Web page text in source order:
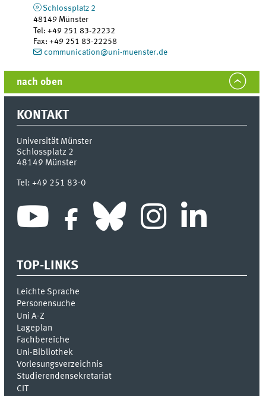
Schlossplatz 2
48149 Münster
Tel:+49 251 83-22232
Fax:+49 251 83-22258
communication@uni-muenster.de
nach oben
KONTAKT
Universität Münster
Schlossplatz 2
48149 Münster
Tel:+49 251 83-0
TOP-LINKS
Leichte Sprache
Personensuche
Uni A-Z
Lageplan
Fachbereiche
Uni-Bi­bli­o­thek
Vor­le­sungs­ver­zeich­nis
Stu­die­ren­den­se­kre­ta­ri­at
CIT